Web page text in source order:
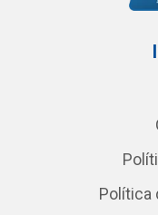
Política